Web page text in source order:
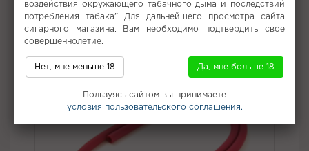
Не забудьте купить
воздействия окружающего табачного дыма и последствий
потребления табака" Для дальнейшего просмотра сайта
сигарного магазина, Вам необходимо подтвердить свое
совершеннолетие.
Нет, мне меньше 18 Да, мне больше 18
Пользуясь сайтом вы принимаете
условия пользовательского соглашения.